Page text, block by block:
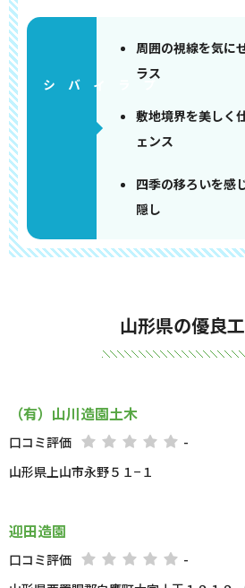
周囲の視線を気に
ラス
敷地境界を美しく
ェンス
四季の移ろいを感
隠し
山形県の優良
（有）山川造園土木
口コミ評価
-
山形県上山市永野５１−１
迎田造園
口コミ評価
-